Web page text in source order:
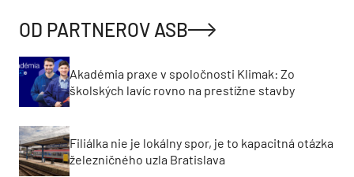
OD PARTNEROV ASB
Akadémia praxe v spoločnosti Klimak: Zo
školských lavíc rovno na prestížne stavby
Filiálka nie je lokálny spor, je to kapacitná otázka
železničného uzla Bratislava